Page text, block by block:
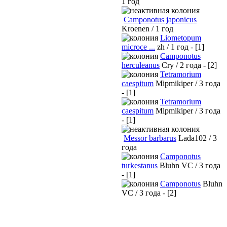
Camponotus japonicus
Kroenen / 1 год
Liometopum
microce ... zh / 1 год - [1]
Camponotus
herculeanus Cry / 2 года - [2]
Tetramorium
caespitum Mipmikiper / 3 года
- [1]
Tetramorium
caespitum Mipmikiper / 3 года
- [1]
Messor barbarus Lada102 / 3
года
Camponotus
turkestanus Bluhn VC / 3 года
- [1]
Camponotus Bluhn
VC / 3 года - [2]